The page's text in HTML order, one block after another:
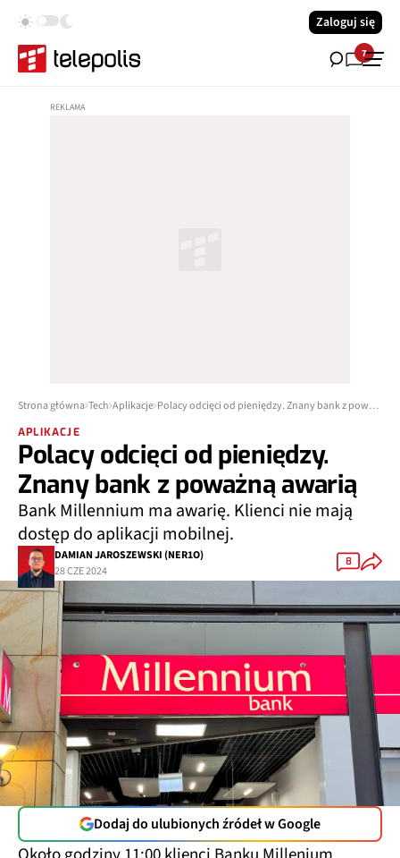
Zaloguj się
7
Strona główna Tech Aplikacje Polacy odcięci od pieniędzy. Znany bank z poważną awarią
APLIKACJE
Polacy odcięci od pieniędzy.
Znany bank z poważną awarią
Bank Millennium ma awarię. Klienci nie mają
dostęp do aplikacji mobilnej.
DAMIAN JAROSZEWSKI (NER1O)
28 CZE 2024
8
Dodaj do ulubionych źródeł w Google